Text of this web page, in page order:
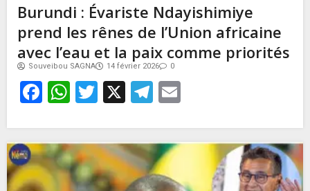
Burundi : Évariste Ndayishimiye
prend les rênes de l’Union africaine
avec l’eau et la paix comme priorités
Souveibou SAGNA 14 février 2026 0
Facebook
WhatsApp
Twitter
X Telegram